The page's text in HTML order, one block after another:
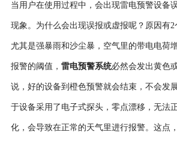
当用户在使用过程中，会出现雷电预警设备
现象。为什么会出现误报或虚报呢？原因有2
尤其是强暴雨和沙尘暴，空气里的带电电荷
报警的阈值， 雷电预警系统必然会发出黄色
说，好的设备到橙色预警就会结束，不会发
于设备采用了电子式探头，零点漂移，无法
化，会导致在正常的天气里进行报警。这点